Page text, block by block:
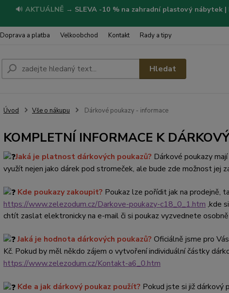
🔊 AKTUÁLNĚ → SLEVA -10 % na zahradní plastový nábytek |
Doprava a platba Velkoobchod Kontakt Rady a tipy
Hledat
Úvod Vše o nákupu Dárkové poukazy - informace
KOMPLETNÍ INFORMACE K
Jaká je platnost dárkových poukazů? Dárkové poukazy
využít nejen jako dárek pod stromeček, ale bude zde možnost jej
Kde poukazyzakoupit? Poukaz lze pořídit jak na prodejně,
https://www.zelezodum.cz/Darkove-poukazy-c18_0_1.htm ,kde
chtít zaslat elektronicky na e-mail či si poukaz vyzvednete osobně
Jaká je hodnota dárkových poukazů? Oficiálně jsme pro
Kč. Pokud by měl někdo zájem o vytvoření individuální částky
https://www.zelezodum.cz/Kontakt-a6_0.htm
Kde a jak dárkový poukaz použít? Pokud jste si již dárkový